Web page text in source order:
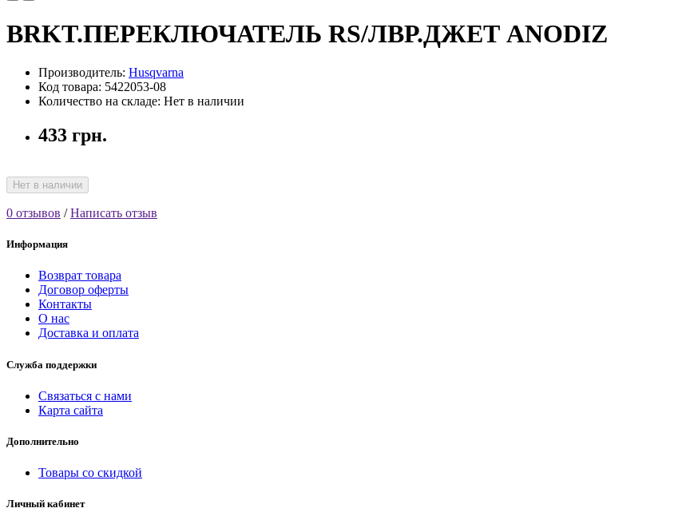
BRKT.ПЕРЕКЛЮЧАТЕЛЬ RS/ЛВР.ДЖЕТ ANODIZ
Производитель: Husqvarna
Код товара: 5422053-08
Количество на складе: Нет в наличии
433 грн.
Нет в наличии
0 отзывов /Написать отзыв
Информация
Возврат товара
Договор оферты
Контакты
О нас
Доставка и оплата
Служба поддержки
Связаться с нами
Карта сайта
Дополнительно
Товары со скидкой
Личный кабинет